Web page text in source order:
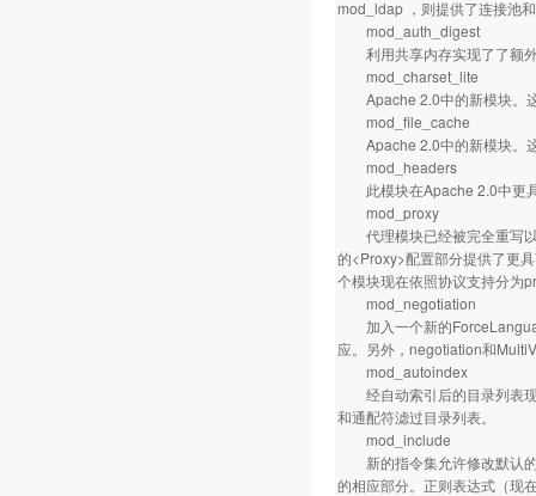
mod_ldap ，则提供了连接池
mod_auth_digest
利用共享内存实现了了额
mod_charset_lite
Apache 2.0中的新模块。这
mod_file_cache
Apache 2.0中的新模块。这
mod_headers
此模块在Apache 2.0中更具
mod_proxy
代理模块已经被完全重写以
的<Proxy>配置部分提供了更
个模块现在依照协议支持分为
mod_negotiation
加入一个新的
应。另外，negotiation和
mod_autoindex
经自动索引后的目录列表现
和通配符滤过目录列表。
mod_include
新的指令集允许修改默认的
的相应部分。正则表达式（现